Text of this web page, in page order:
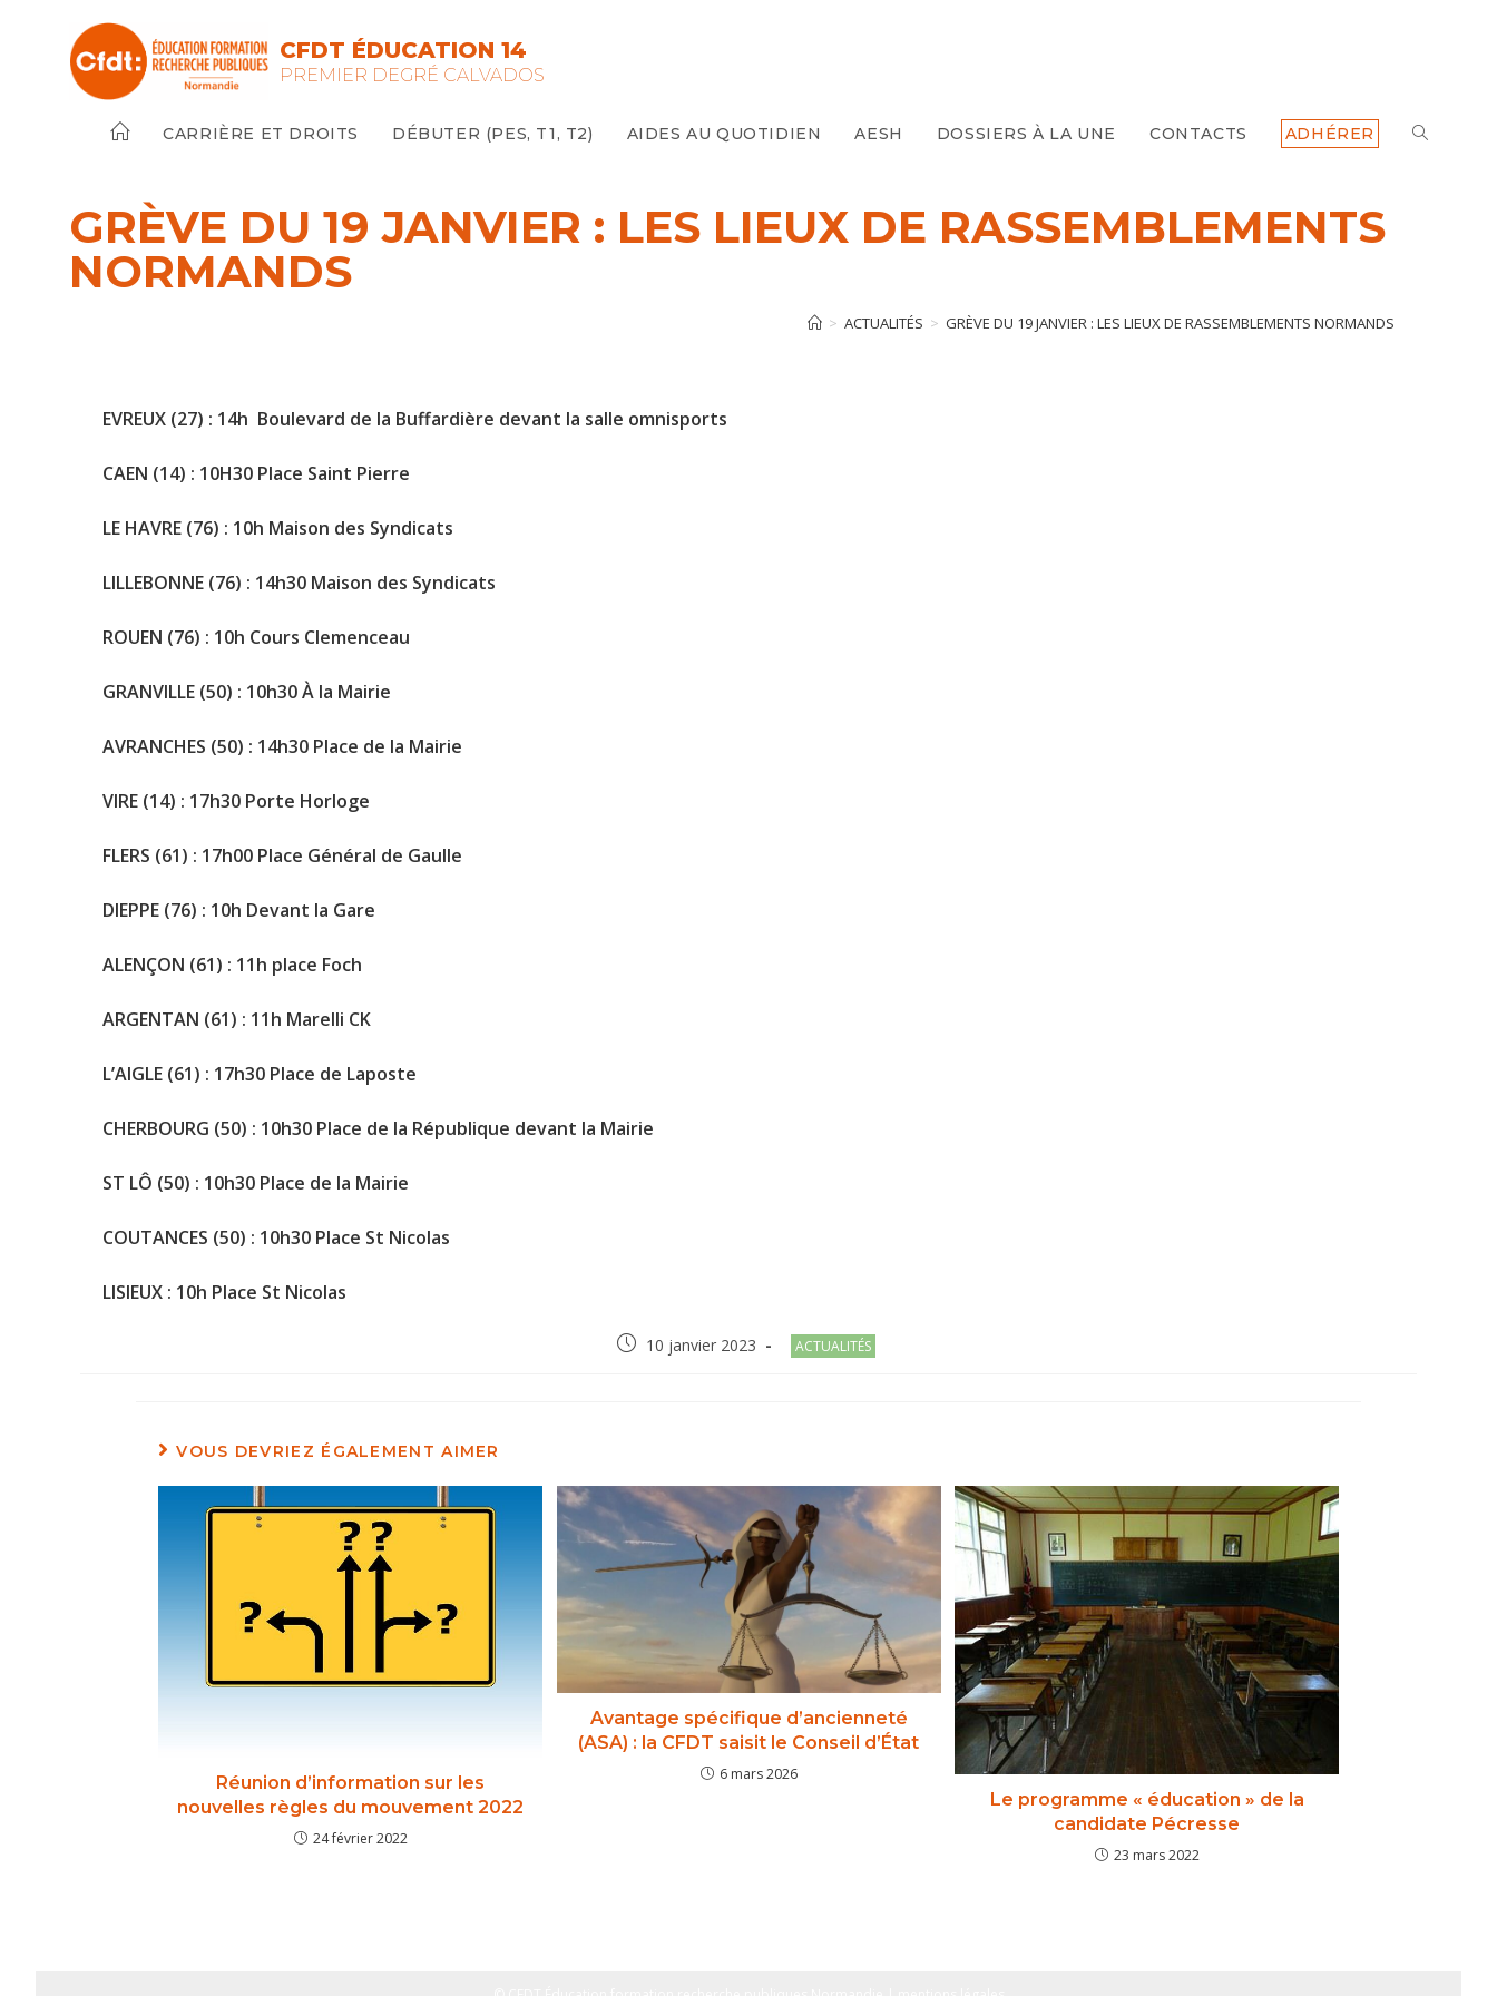
CFDT ÉDUCATION 14
PREMIER DEGRÉ CALVADOS
CARRIÈRE ET DROITS DÉBUTER (PES, T1, T2) AIDES AU QUOTIDIEN AESH DOSSIERS À LA UNE CONTACTS ADHÉRER TOGGLE
GRÈVE DU 19 JANVIER : LES LIEUX DE RASSEMBLEMENTS
NORMANDS
> ACTUALITÉS > GRÈVE DU 19 JANVIER : LES LIEUX DE RASSEMBLEMENTS NORMANDS
EVREUX (27) : 14h Boulevard de la Buffardière devant la salle omnisports
CAEN (14) : 10H30 Place Saint Pierre
LE HAVRE (76) : 10h Maison des Syndicats
LILLEBONNE (76) : 14h30 Maison des Syndicats
ROUEN (76) : 10h Cours Clemenceau
GRANVILLE (50) : 10h30 À la Mairie
AVRANCHES (50) : 14h30 Place de la Mairie
VIRE (14) : 17h30 Porte Horloge
FLERS (61) : 17h00 Place Général de Gaulle
DIEPPE (76) : 10h Devant la Gare
ALENÇON (61) : 11h place Foch
ARGENTAN (61) : 11h Marelli CK
L’AIGLE (61) : 17h30 Place de Laposte
CHERBOURG (50) : 10h30 Place de la République devant la Mairie
ST LÔ (50) : 10h30 Place de la Mairie
COUTANCES (50) : 10h30 Place St Nicolas
LISIEUX : 10h Place St Nicolas
Post10 janvier 2023
Post
ACTUALITÉS
VOUS DEVRIEZ ÉGALEMENT AIMER
Réunion d’information sur les
nouvelles règles du mouvement 2022
24 février 2022
Avantage spécifique d’ancienneté
(ASA) : la CFDT saisit le Conseil d’État
6 mars 2026
Le programme « éducation » de la
candidate Pécresse
23 mars 2022